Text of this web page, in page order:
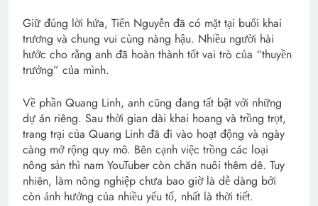
Giữ đúng lời hứa, Tiến Nguyễn đã có mặt tại buổi khai
trương và chung vui cùng nàng hậu. Nhiều người hài
hước cho rằng anh đã hoàn thành tốt vai trò của “thuyền
trưởng” của mình.
Về phần Quang Linh, anh cũng đang tất bật với những
dự án riêng. Sau thời gian dài khai hoang và trồng trọt,
trang trại của Quang Linh đã đi vào hoạt động và ngày
càng mở rộng quy mô. Bên cạnh việc trồng các loại
nông sản thì nam YouTuber còn chăn nuôi thêm dê. Tuy
nhiên, làm nông nghiệp chưa bao giờ là dễ dàng bởi
còn ảnh hưởng của nhiều yếu tố, nhất là thời tiết.